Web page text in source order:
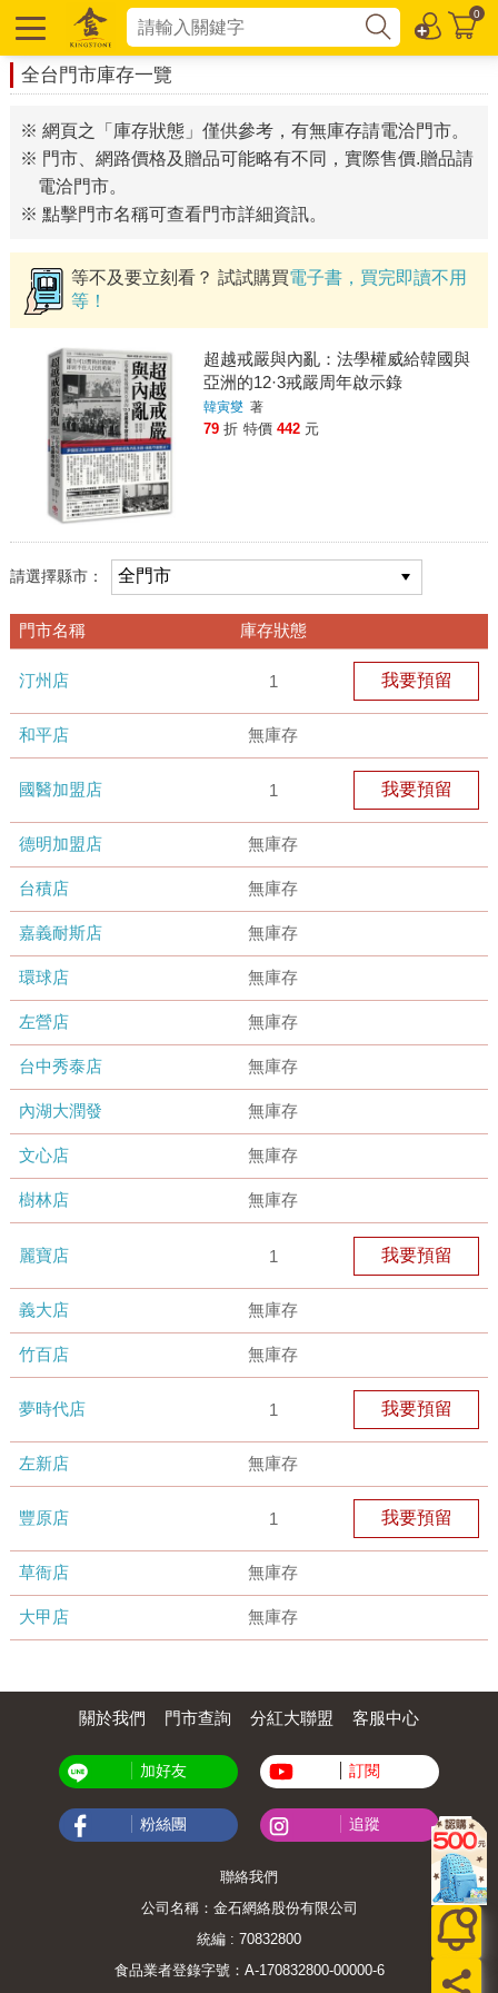
0
全台門市庫存一覽
※ 網頁之「庫存狀態」僅供參考，有無庫存請電洽門市。
※ 門市、網路價格及贈品可能略有不同，實際售價.贈品請
電洽門市。
※ 點擊門市名稱可查看門市詳細資訊。
等不及要立刻看？ 試試購買電子書，買完即讀不用
等！
超越戒嚴與內亂：法學權威給韓國與
亞洲的12·3戒嚴周年啟示錄
韓寅燮 著
79 折 特價 442 元
請選擇縣市：
門市名稱 庫存狀態
汀州店 1 我要預留
和平店 無庫存
國醫加盟店 1 我要預留
德明加盟店 無庫存
台積店 無庫存
嘉義耐斯店 無庫存
環球店 無庫存
左營店 無庫存
台中秀泰店 無庫存
內湖大潤發 無庫存
文心店 無庫存
樹林店 無庫存
麗寶店 1 我要預留
義大店 無庫存
竹百店 無庫存
夢時代店 1 我要預留
左新店 無庫存
豐原店 1 我要預留
草衙店 無庫存
大甲店 無庫存
關於我們 門市查詢 分紅大聯盟 客服中心
加好友 訂閱
粉絲團 追蹤
聯絡我們
公司名稱：金石網絡股份有限公司
統編 : 70832800
食品業者登錄字號：A-170832800-00000-6